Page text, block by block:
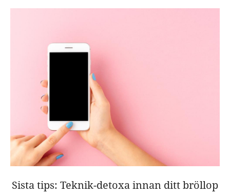
Sista tips: Teknik-detoxa innan ditt bröllop